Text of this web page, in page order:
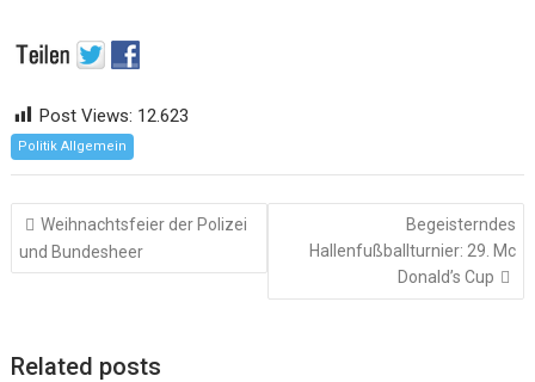
Post Views: 12.623
Politik Allgemein
Beitragsnavigation
Weihnachtsfeier der Polizei
und Bundesheer
Begeisterndes
Hallenfußballturnier: 29. Mc
Donald’s Cup
Related posts